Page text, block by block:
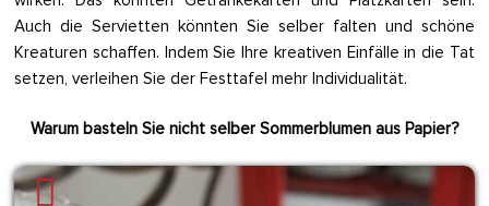
Auch die Servietten könnten Sie selber falten und schöne
Kreaturen schaffen. Indem Sie Ihre kreativen Einfälle in die Tat
setzen, verleihen Sie der Festtafel mehr Individualität.
Warum basteln Sie nicht selber Sommerblumen aus Papier?